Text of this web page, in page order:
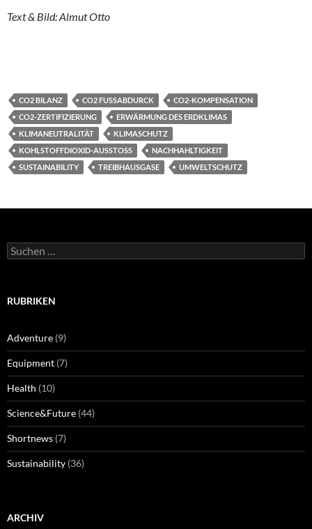
Text & Bild: Almut Otto
CO2 BILANZ CO2 FUSSABDURCK
CO2-KOMPENSATION
CO2-ZERTIFIZIERUNG
ERWÄRMUNG DES ERDKLIMAS
KLIMANEUTRALITÄT
KLIMASCHUTZ
KOHLSTOFFDIOXID-AUSSTOSS
NACHHAHLTIGKEIT
SUSTAINABILITY
TREIBHAUSGASE UMWELTSCHUTZ
Suchen
nach:
RUBRIKEN
Adventure (9)
Equipment (7)
Health (10)
Science&Future (44)
Shortnews (7)
Sustainability (36)
ARCHIV